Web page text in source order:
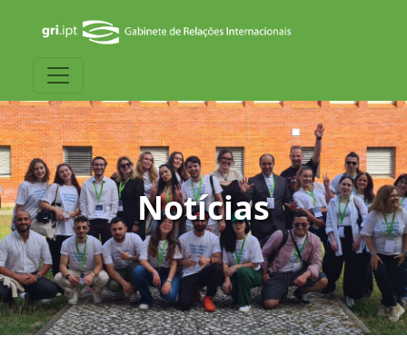
Notícias